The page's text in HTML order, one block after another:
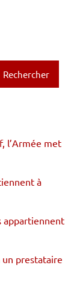
Rechercher
l’Armée met
à
appartiennent
un prestataire